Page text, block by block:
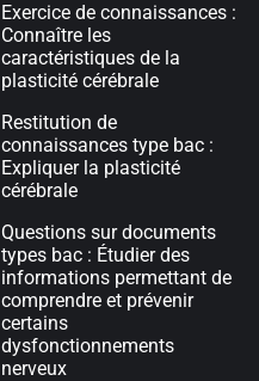
Exercice de connaissances :
Connaître les
caractéristiques de la
plasticité cérébrale
Restitution de
connaissances type bac :
Expliquer la plasticité
cérébrale
Questions sur documents
types bac : Étudier des
informations permettant de
comprendre et prévenir
certains
dysfonctionnements
nerveux